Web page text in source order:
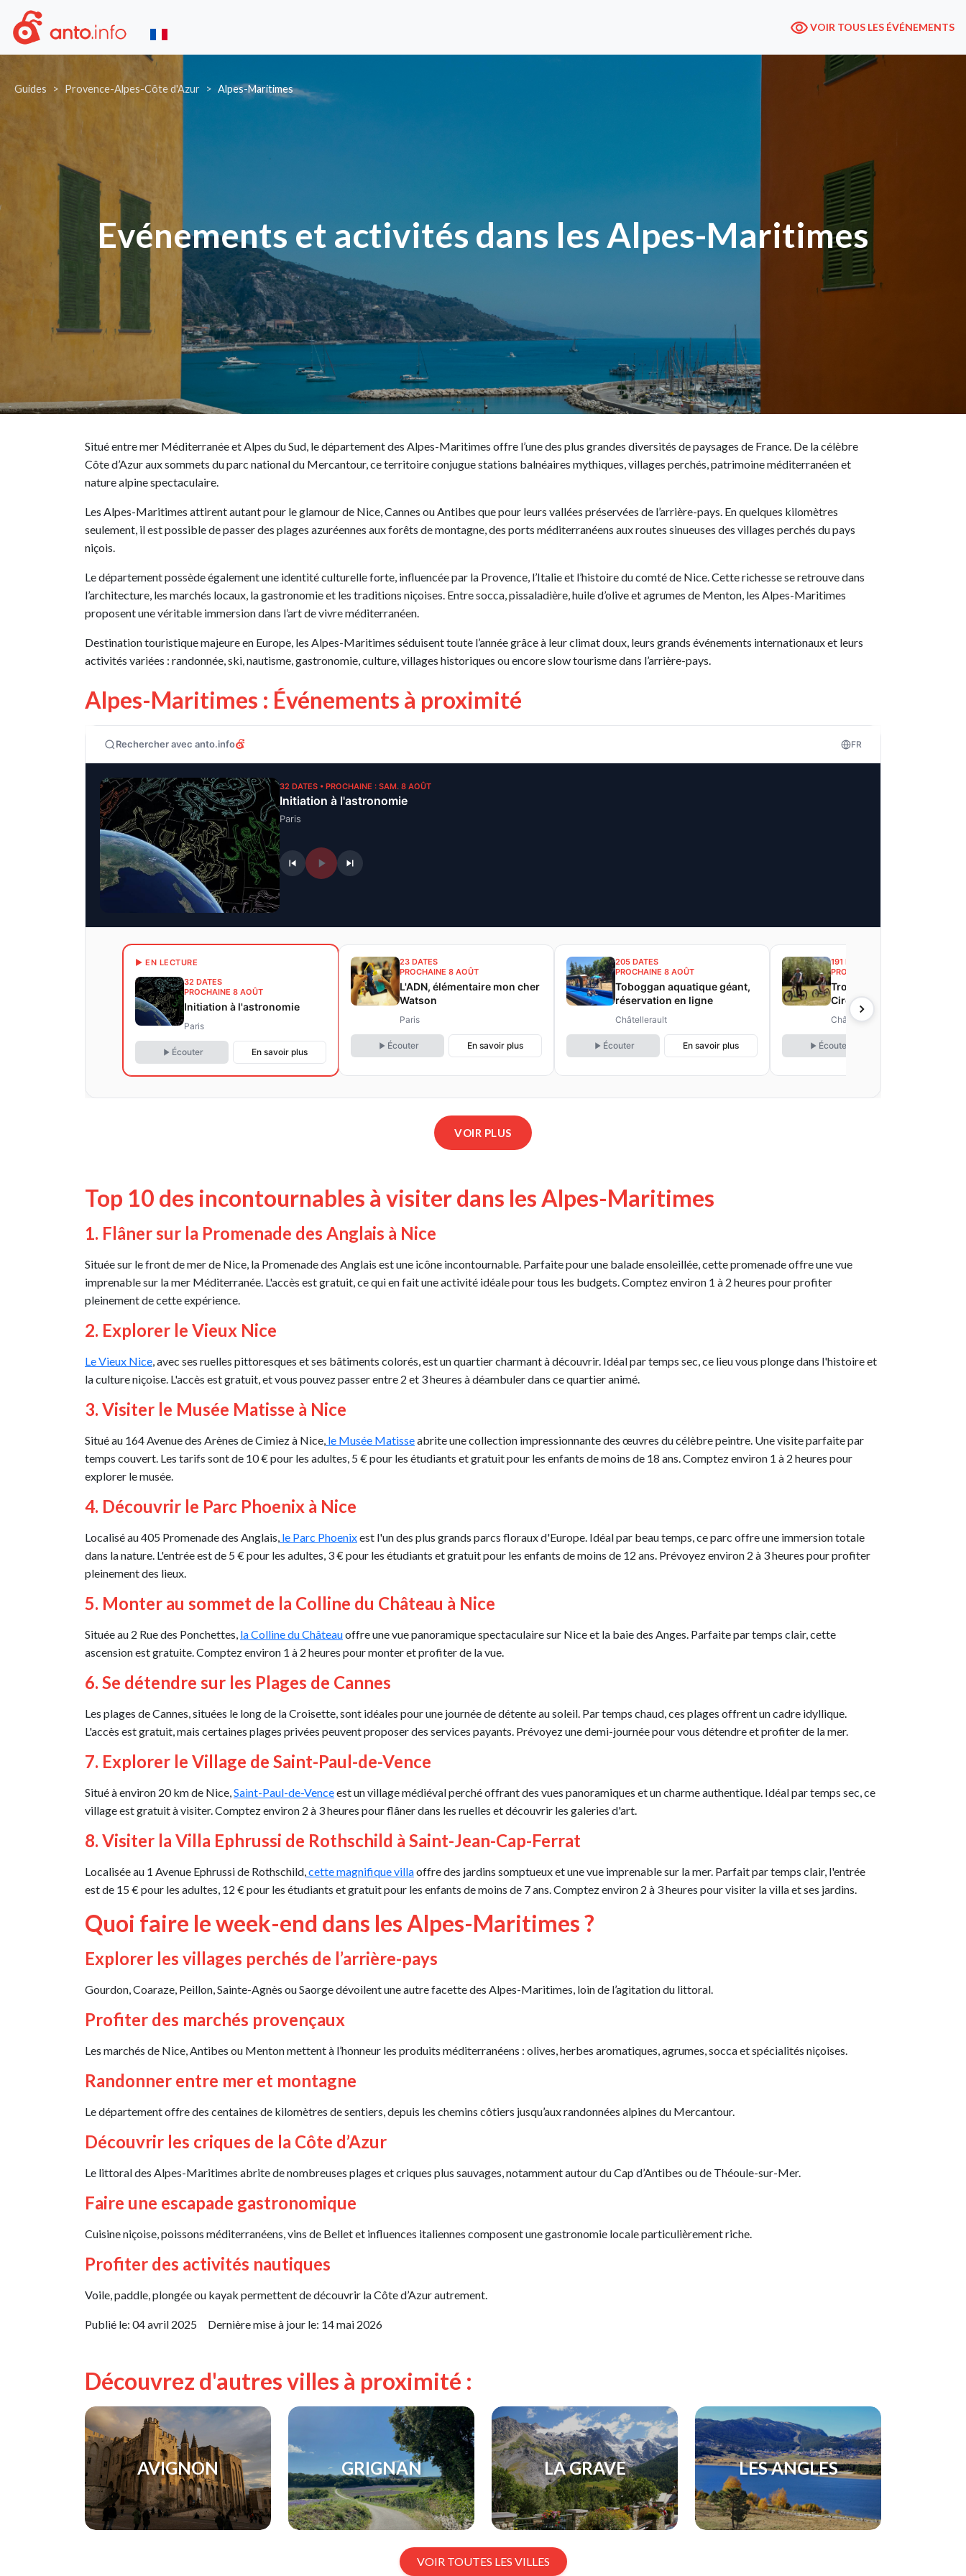
VOIR TOUS LES ÉVÉNEMENTS
Guides Provence-Alpes-Côte d'Azur Alpes-Maritimes
Evénements et activités dans les Alpes-Maritimes
Situé entre mer Méditerranée et Alpes du Sud, le département des Alpes-Maritimes offre l’une des plus grandes diversités de paysages de France. De la célèbre
Côte d’Azur aux sommets du parc national du Mercantour, ce territoire conjugue stations balnéaires mythiques, villages perchés, patrimoine méditerranéen et
nature alpine spectaculaire.
Les Alpes-Maritimes attirent autant pour le glamour de Nice, Cannes ou Antibes que pour leurs vallées préservées de l’arrière-pays. En quelques kilomètres
seulement, il est possible de passer des plages azuréennes aux forêts de montagne, des ports méditerranéens aux routes sinueuses des villages perchés du pays
niçois.
Le département possède également une identité culturelle forte, influencée par la Provence, l’Italie et l’histoire du comté de Nice. Cette richesse se retrouve dans
l’architecture, les marchés locaux, la gastronomie et les traditions niçoises. Entre socca, pissaladière, huile d’olive et agrumes de Menton, les Alpes-Maritimes
proposent une véritable immersion dans l’art de vivre méditerranéen.
Destination touristique majeure en Europe, les Alpes-Maritimes séduisent toute l’année grâce à leur climat doux, leurs grands événements internationaux et leurs
activités variées : randonnée, ski, nautisme, gastronomie, culture, villages historiques ou encore slow tourisme dans l’arrière-pays.
Alpes-Maritimes : Événements à proximité
Rechercher avec anto.info FR
32 DATES • PROCHAINE : SAM. 8 AOÛT
Initiation à l'astronomie
Paris
▶ EN LECTURE
32 DATES
PROCHAINE 8 AOÛT
Initiation à l'astronomie
Paris
Écouter En savoir plus
23 DATES
PROCHAINE 8 AOÛT
L'ADN, élémentaire mon cher
Watson
Paris
Écouter En savoir plus
205 DATES
PROCHAINE 8 AOÛT
Toboggan aquatique géant,
réservation en ligne
Châtellerault
Écouter En savoir plus
191 DATES
PROCHAINE 8 AOÛT
Trottinettes électriques
Circuit d'obstacles,
réservation sur place
Châtellerault
Écouter
VOIR PLUS
Top 10 des incontournables à visiter dans les Alpes-Maritimes
1. Flâner sur la Promenade des Anglais à Nice
Située sur le front de mer de Nice, la Promenade des Anglais est une icône incontournable. Parfaite pour une balade ensoleillée, cette promenade offre une vue
imprenable sur la mer Méditerranée. L'accès est gratuit, ce qui en fait une activité idéale pour tous les budgets. Comptez environ 1 à 2 heures pour profiter
pleinement de cette expérience.
2. Explorer le Vieux Nice
Le Vieux Nice , avec ses ruelles pittoresques et ses bâtiments colorés, est un quartier charmant à découvrir. Idéal par temps sec, ce lieu vous plonge dans l'histoire et
la culture niçoise. L'accès est gratuit, et vous pouvez passer entre 2 et 3 heures à déambuler dans ce quartier animé.
3. Visiter le Musée Matisse à Nice
Situé au 164 Avenue des Arènes de Cimiez à Nice, le Musée Matisseabrite une collection impressionnante des œuvres du célèbre peintre. Une visite parfaite par
temps couvert. Les tarifs sont de 10 € pour les adultes, 5 € pour les étudiants et gratuit pour les enfants de moins de 18 ans. Comptez environ 1 à 2 heures pour
explorer le musée.
4. Découvrir le Parc Phoenix à Nice
Localisé au 405 Promenade des Anglais, le Parc Phoenixest l'un des plus grands parcs floraux d'Europe. Idéal par beau temps, ce parc offre une immersion totale
dans la nature. L'entrée est de 5 € pour les adultes, 3 € pour les étudiants et gratuit pour les enfants de moins de 12 ans. Prévoyez environ 2 à 3 heures pour profiter
pleinement des lieux.
5. Monter au sommet de la Colline du Château à Nice
Située au 2 Rue des Ponchettes, la Colline du Châteauoffre une vue panoramique spectaculaire sur Nice et la baie des Anges. Parfaite par temps clair, cette
ascension est gratuite. Comptez environ 1 à 2 heures pour monter et profiter de la vue.
6. Se détendre sur les Plages de Cannes
Les plages de Cannes, situées le long de la Croisette, sont idéales pour une journée de détente au soleil. Par temps chaud, ces plages offrent un cadre idyllique.
L'accès est gratuit, mais certaines plages privées peuvent proposer des services payants. Prévoyez une demi-journée pour vous détendre et profiter de la mer.
7. Explorer le Village de Saint-Paul-de-Vence
Situé à environ 20 km de Nice, Saint-Paul-de-Venceest un village médiéval perché offrant des vues panoramiques et un charme authentique. Idéal par temps sec, ce
village est gratuit à visiter. Comptez environ 2 à 3 heures pour flâner dans les ruelles et découvrir les galeries d'art.
8. Visiter la Villa Ephrussi de Rothschild à Saint-Jean-Cap-Ferrat
Localisée au 1 Avenue Ephrussi de Rothschild, cette magnifique villaoffre des jardins somptueux et une vue imprenable sur la mer. Parfait par temps clair, l'entrée
est de 15 € pour les adultes, 12 € pour les étudiants et gratuit pour les enfants de moins de 7 ans. Comptez environ 2 à 3 heures pour visiter la villa et ses jardins.
Quoi faire le week-end dans les Alpes-Maritimes ?
Explorer les villages perchés de l’arrière-pays
Gourdon, Coaraze, Peillon, Sainte-Agnès ou Saorge dévoilent une autre facette des Alpes-Maritimes, loin de l’agitation du littoral.
Profiter des marchés provençaux
Les marchés de Nice, Antibes ou Menton mettent à l’honneur les produits méditerranéens : olives, herbes aromatiques, agrumes, socca et spécialités niçoises.
Randonner entre mer et montagne
Le département offre des centaines de kilomètres de sentiers, depuis les chemins côtiers jusqu’aux randonnées alpines du Mercantour.
Découvrir les criques de la Côte d’Azur
Le littoral des Alpes-Maritimes abrite de nombreuses plages et criques plus sauvages, notamment autour du Cap d’Antibes ou de Théoule-sur-Mer.
Faire une escapade gastronomique
Cuisine niçoise, poissons méditerranéens, vins de Bellet et influences italiennes composent une gastronomie locale particulièrement riche.
Profiter des activités nautiques
Voile, paddle, plongée ou kayak permettent de découvrir la Côte d’Azur autrement.
Publié le: 04 avril 2025 Dernière mise à jour le: 14 mai 2026
Découvrez d'autres villes à proximité :
AVIGNON GRIGNAN LA GRAVE LES ANGLES
VOIR TOUTES LES VILLES